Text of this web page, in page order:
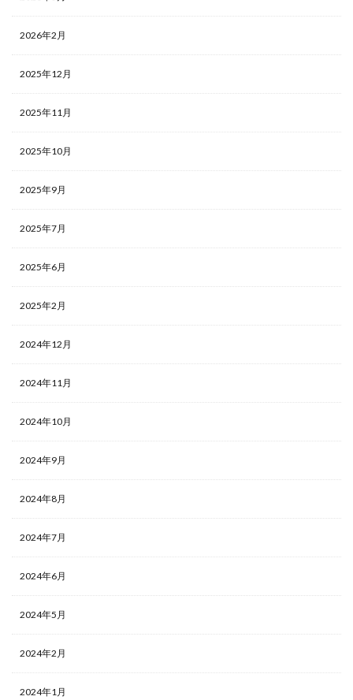
2026年2月
2025年12月
2025年11月
2025年10月
2025年9月
2025年7月
2025年6月
2025年2月
2024年12月
2024年11月
2024年10月
2024年9月
2024年8月
2024年7月
2024年6月
2024年5月
2024年2月
2024年1月